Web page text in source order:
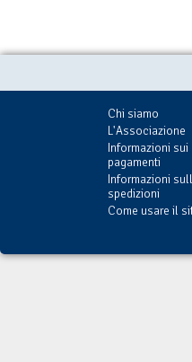
Chi siamo
L'Associazione
Informazioni sui
pagamenti
Informazioni
spedizioni
Come usare il